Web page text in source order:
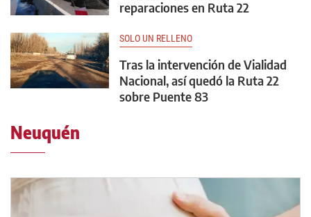
reparaciones en Ruta 22
SOLO UN RELLENO
Tras la intervención de Vialidad
Nacional, así quedó la Ruta 22
sobre Puente 83
Neuquén